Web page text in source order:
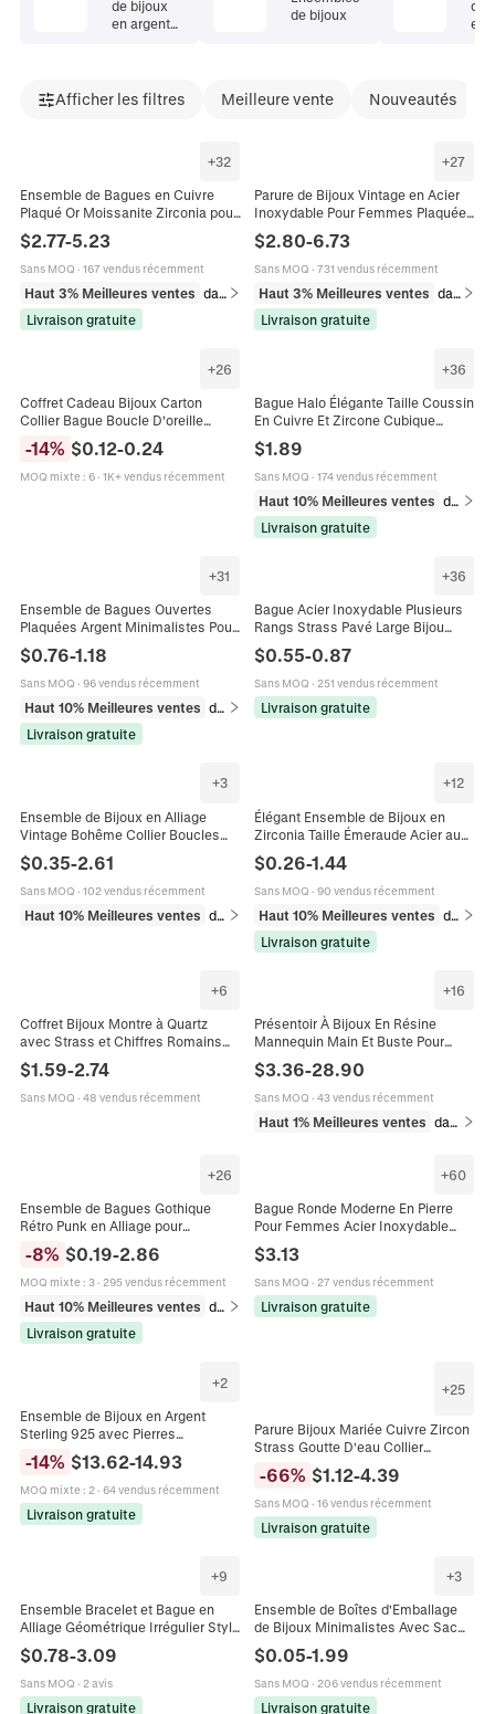
de bijoux
en argent
de bijoux
de
en
Afficher les filtres Meilleure vente Nouveautés
+32
Ensemble de Bagues en Cuivre
Plaqué Or Moissanite Zirconia pour
Femmes Bague Trois Pierres 1
Carat Bijoux de Mariage
$2.77-5.23
Sans MOQ · 167 vendus récemment
Haut 3% Meilleures ventes
dans Bagues
Livraison gratuite
+27
Parure de Bijoux Vintage en Acier
Inoxydable Pour Femmes Plaquée
Or Perle Artificielle Colorée Cœur
Croix Luck Collier Boucles
d'oreilles Bague
$2.80-6.73
Sans MOQ · 731 vendus récemment
Haut 3% Meilleures ventes
dans Ensembles de bijoux
Livraison gratuite
+26
Coffret Cadeau Bijoux Carton
Collier Bague Boucle D'oreille
Ensemble Emballage Avec Sac À
Main Marquage À L'or Élégant
Mariage Saint Valentin
-14% $0.12-0.24
MOQ mixte: 6· 1K+ vendus récemment
+36
Bague Halo Élégante Taille Coussin
En Cuivre Et Zircone Cubique
Double Serti Mariage Fiançailles
Bijoux Pour Femme
$1.89
Sans MOQ · 174 vendus récemment
Haut 10% Meilleures ventes
dans Bagues
Livraison gratuite
+31
Ensemble de Bagues Ouvertes
Plaquées Argent Minimalistes Pour
Femmes Cœur Nœud Perle
Artificielle Strass Bagues
Réglables
$0.76-1.18
Sans MOQ · 96 vendus récemment
Haut 10% Meilleures ventes
dans Bagues
Livraison gratuite
+36
Bague Acier Inoxydable Plusieurs
Rangs Strass Pavé Large Bijou
Mode Femmes Hommes Punk
Luxe Accessoire Fête
$0.55-0.87
Sans MOQ · 251 vendus récemment
Livraison gratuite
+3
Ensemble de Bijoux en Alliage
Vintage Bohême Collier Boucles
de Turquoise et Strass pour Femme
Style Ethnique
$0.35-2.61
Sans MOQ · 102 vendus récemment
Haut 10% Meilleures ventes dans Ensembles de bijoux
+12
Élégant Ensemble de Bijoux en
Zirconia Taille Émeraude Acier au
Bague en Pierre Précieuse
$0.26-1.44
Sans MOQ · 90 vendus récemment
Haut 10% Meilleures ventes
Livraison gratuite
+6
Coffret Bijoux Montre à Quartz
avec Strass et Chiffres Romains
pour Femmes Bracelet Collier
Boucles d'Oreilles Bague en Alliage
Parure de Montre de Luxe
$1.59-2.74
Sans MOQ · 48 vendus récemment
+16
Présentoir À Bijoux En Résine
Mannequin Main Et Buste Pour
Colliers Bagues Bracelets Boucles
D'oreilles Rangement Élégant
$3.36-28.90
Sans MOQ · 43 vendus récemment
Haut 1% Meilleures ventes dans Emballages et présentoirs pour bijoux
+26
Ensemble de Bagues Gothique
Rétro Punk en Alliage pour
Hommes Femmes Crâne Chauve-
souris Araignée Squelette Bagues
Halloween Bijoux
-8% $0.19-2.86
MOQ mixte: 3· 295 vendus récemment
Haut 10% Meilleures ventes
dans Bagues
Livraison gratuite
+60
Bague Ronde Moderne En Pierre
Pour Femmes Acier Inoxydable
316L Sertissage Clos Cristal Oeil
De Chat Poli Minimaliste
$3.13
Sans MOQ · 27 vendus récemment
Livraison gratuite
+2
Ensemble de Bijoux en Argent
Sterling 925 avec Pierres
Précieuses Carrées Collier Boucles
d'oreilles Et Bague en Strass
-14% $13.62-14.93
MOQ mixte: 2· 64 vendus récemment
Livraison gratuite
+25
Parure Bijoux Mariée Cuivre Zircon
Strass Goutte D'eau Collier
Boucles D'oreilles Bracelet Bague
Pour Femmes Mariage Fête
-66% $1.12-4.39
Sans MOQ · 16 vendus récemment
Livraison gratuite
+9
Ensemble Bracelet et Bague en
Alliage Géométrique Irrégulier Style
Ins pour Femme Plaqué Or Argent
Bracelet Large Ondulé Creux
$0.78-3.09
Sans MOQ · 2 avis
Livraison gratuite
+3
Ensemble de Boîtes d'Emballage
de Bijoux Minimalistes Avec Sac
en Velours Boîte Cadeau en Papier
Style Tiroir pour Bague Boucle
d'Oreille Bracelet Collier
$0.05-1.99
Sans MOQ · 206 vendus récemment
Livraison gratuite